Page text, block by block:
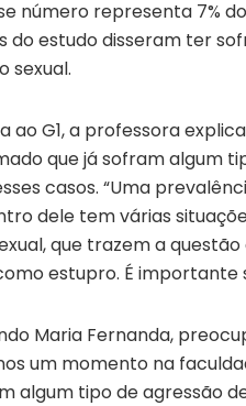
número representa 7%
do estudo disseram ter
sexual.
ao G1, a professora
que já sofram algum
casos. “Uma
dele tem várias
que trazem a
estupro. É importante
Maria Fernanda,
um momento na
algum tipo de agressão